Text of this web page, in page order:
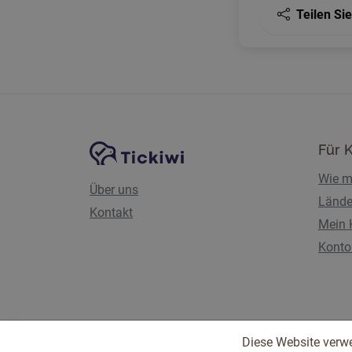
Teilen Sie
Website-NavigationTickiwi-Plattform
Über uns
Kontakt
Für
Wie
Mein
Diese Website